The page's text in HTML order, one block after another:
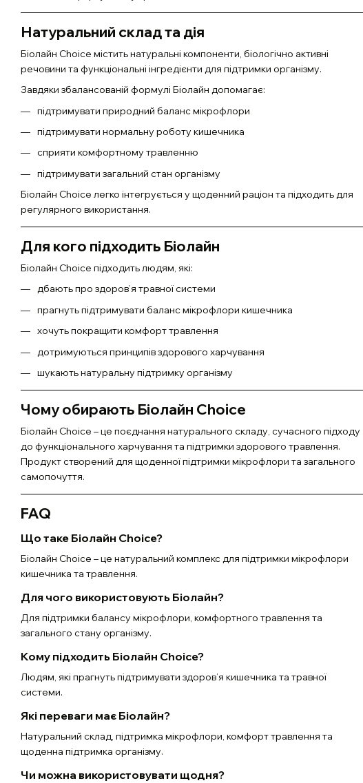
Натуральний склад та дія
Біолайн Choice містить натуральні компоненти, біологічно активні
речовини та функціональні інгредієнти для підтримки організму.
Завдяки збалансованій формулі Біолайн допомагає:
підтримувати природний баланс мікрофлори
підтримувати нормальну роботу кишечника
сприяти комфортному травленню
підтримувати загальний стан організму
Біолайн Choice легко інтегрується у щоденний раціон та підходить для
регулярного використання.
Для кого підходить Біолайн
Біолайн Choice підходить людям, які:
дбають про здоров’я травної системи
прагнуть підтримувати баланс мікрофлори кишечника
хочуть покращити комфорт травлення
дотримуються принципів здорового харчування
шукають натуральну підтримку організму
Чому обирають Біолайн Choice
Біолайн Choice – це поєднання натурального складу, сучасного підходу
до функціонального харчування та підтримки здорового травлення.
Продукт створений для щоденної підтримки мікрофлори та загального
самопочуття.
FAQ
Що таке Біолайн Choice?
Біолайн Choice – це натуральний комплекс для підтримки мікрофлори
кишечника та травлення.
Для чого використовують Біолайн?
Для підтримки балансу мікрофлори, комфортного травлення та
загального стану організму.
Кому підходить Біолайн Choice?
Людям, які прагнуть підтримувати здоров’я кишечника та травної
системи.
Які переваги має Біолайн?
Натуральний склад, підтримка мікрофлори, комфорт травлення та
щоденна підтримка організму.
Чи можна використовувати щодня?